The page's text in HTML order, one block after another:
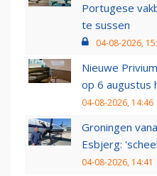
Portugese
te sussen
04-08-2026,
Nieuwe
op 6 augustus
04-08-2026, 14:46
Groningen
Esbjerg:
04-08-2026, 14:41